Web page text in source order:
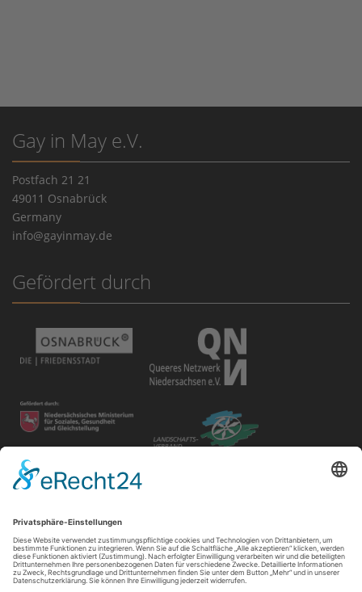
Gay in May e.V.
Postfach 21 21
49011 Osnabrück
Germany
info@gayinmay.de
Gefördert durch
Disclaimer
Der Gay in May e.V. bietet unterschiedlichen Gruppen und